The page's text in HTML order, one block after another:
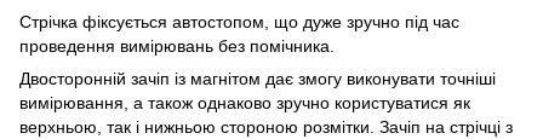
Стрічка фіксується автостопом, що дуже зручно під час
проведення вимірювань без помічника.
Двосторонній зачіп із магнітом дає змогу виконувати точніші
вимірювання, а також однаково зручно користуватися як
верхньою, так і нижньою стороною розмітки. Зачіп на стрічці з